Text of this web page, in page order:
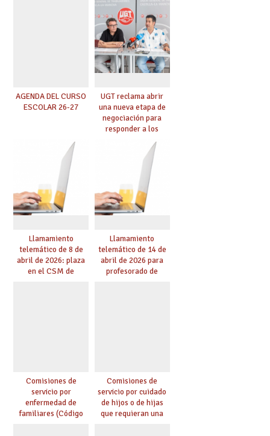
exige al Ministerio
que los compromisos
se materialicen con
la mayor agilidad
posible
AGENDA DEL CURSO
ESCOLAR 26-27
UGT reclama abrir
una nueva etapa de
negociación para
responder a los
nuevos desafíos de la
educación
Llamamiento
telemático de 8 de
abril de 2026: plaza
en el CSM de
Llamamiento
telemático de 14 de
abril de 2026 para
profesorado de
Comisiones de
servicio por
enfermedad de
familiares (Código
Comisiones de
servicio por cuidado
de hijos o de hijas
que requieran una